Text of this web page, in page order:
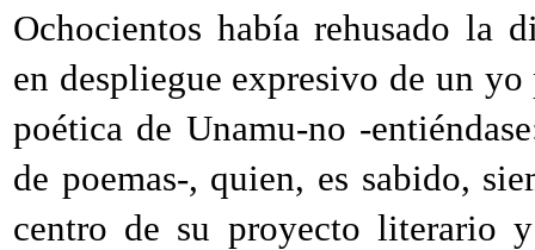
Ochocientos había rehusado la
en despliegue expresivo de un
poética de Unamu-no -
de poemas-, quien, es sabido,
centro de su proyecto literario